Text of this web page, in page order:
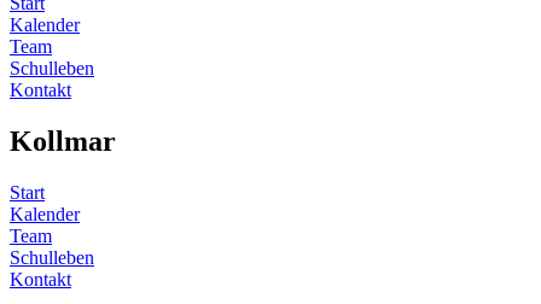
Kalender
Team
Schulleben
Kontakt
Kollmar
Start
Kalender
Team
Schulleben
Kontakt